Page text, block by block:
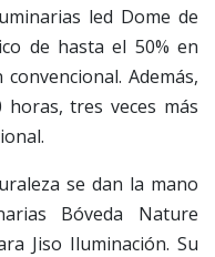
led Dome de
de hasta el 50% en
Además,
tres veces más
se dan la mano
Bóveda Nature
Jiso Iluminación. Su